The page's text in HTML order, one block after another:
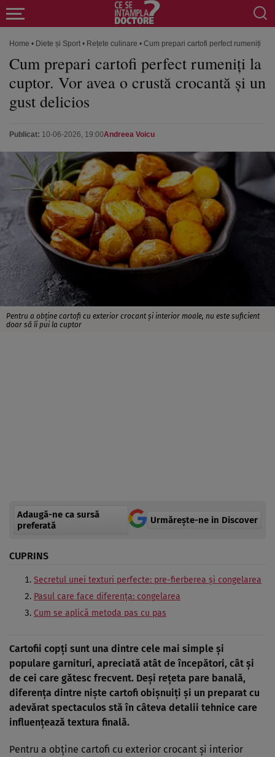
Home • Diete și Sport • Rețete culinare • Cum prepari cartofi perfect rumeniți la
Cum prepari cartofi perfect rumeniți la
cuptor. Vor avea o crustă crocantă și un
gust delicios
Publicat: 10-06-2026, 19:00Andreea Voicu
Pentru a obține cartofi cu exterior crocant și interior moale, nu este suficient
doar să îi pui la cuptor
Adaugă-ne ca sursă
preferată
Urmărește-ne in Discover
CUPRINS
Secretul unei texturi perfecte: pre-fierberea și congelarea
Pasul care face diferența: congelarea
Cum se aplică metoda pas cu pas
Cartofii copți sunt una dintre cele mai simple și
populare garnituri, apreciată atât de începători, cât și
de cei care gătesc frecvent. Deși rețeta pare banală,
diferența dintre niște cartofi obișnuiți și un preparat cu
adevărat spectaculos stă în câteva detalii tehnice care
influențează textura finală.
Pentru a obține cartofi cu exterior crocant și interior